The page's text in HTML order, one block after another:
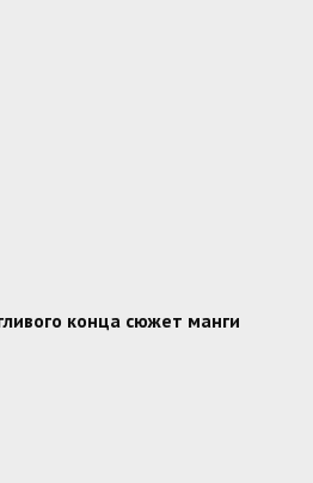
конца сюжет манги